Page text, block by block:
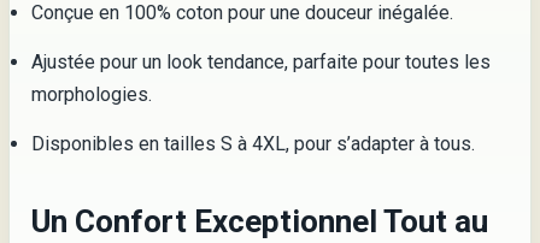
Conçue en 100% coton pour une douceur inégalée.
Ajustée pour un look tendance, parfaite pour toutes les
morphologies.
Disponibles en tailles S à 4XL, pour s’adapter à tous.
Un Confort Exceptionnel Tout au